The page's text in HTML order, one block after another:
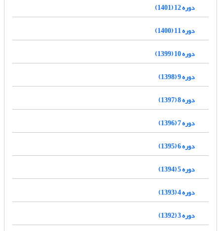
دوره 12 (1401)
دوره 11 (1400)
دوره 10 (1399)
دوره 9 (1398)
دوره 8 (1397)
دوره 7 (1396)
دوره 6 (1395)
دوره 5 (1394)
دوره 4 (1393)
دوره 3 (1392)